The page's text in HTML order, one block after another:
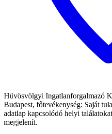
Hüvösvölgyi Ingatlanforgalmazó
Budapest, főtevékenység: Saját
adatlap kapcsolódó helyi
megjelenít.